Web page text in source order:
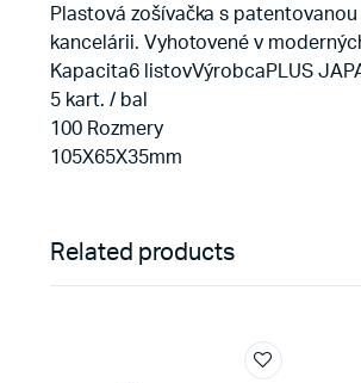
Plastová zošívačka s
kancelárii. Vyhotovené v
Kapacita6 listovVýrobcaPLUS
5 kart. / bal
100 Rozmery
105X65X35mm
Related products